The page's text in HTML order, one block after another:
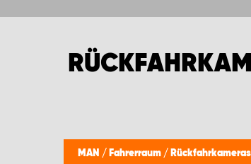
ARTIKEL
MAN / Fahrerraum /